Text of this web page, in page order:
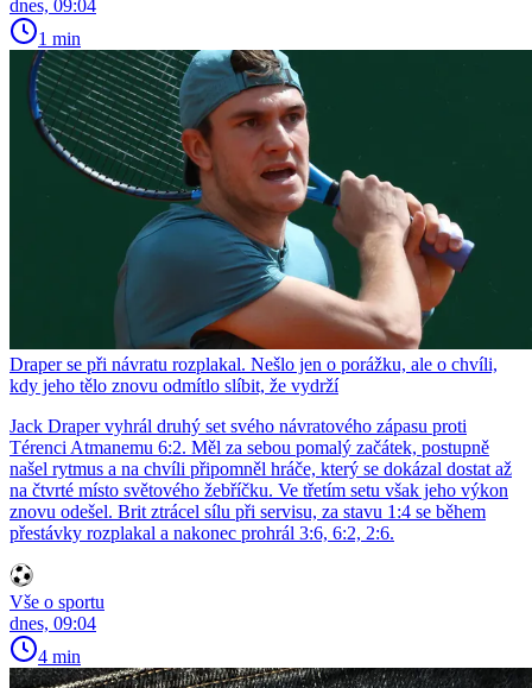
dnes, 09:04
1 min
Draper se při návratu rozplakal. Nešlo jen o porážku, ale o chvíli,
kdy jeho tělo znovu odmítlo slíbit, že vydrží
Jack Draper vyhrál druhý set svého návratového zápasu proti
Térenci Atmanemu 6:2. Měl za sebou pomalý začátek, postupně
našel rytmus a na chvíli připomněl hráče, který se dokázal dostat až
na čtvrté místo světového žebříčku. Ve třetím setu však jeho výkon
znovu odešel. Brit ztrácel sílu při servisu, za stavu 1:4 se během
přestávky rozplakal a nakonec prohrál 3:6, 6:2, 2:6.
Vše o sportu
dnes, 09:04
4 min